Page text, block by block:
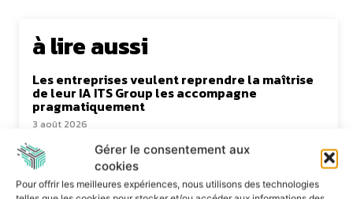
Gérer le consentement aux
cookies
Pour offrir les meilleures expériences, nous utilisons des technologies
à lire aussi
Les entreprises veulent reprendre la maîtrise
de leur IA ITS Group les accompagne
pragmatiquement
3 août 2026
Le Mode IA de Google, ou le Shadow AI qui n’a
plus besoin de l’ombre
31 juillet 2026